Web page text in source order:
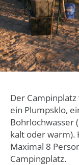
Der
ein Plumpsklo,
Bohrlochwasser
kalt oder warm).
Maximal 8
Campingplatz.